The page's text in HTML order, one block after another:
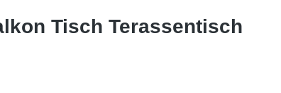
Tisch Terassentisch